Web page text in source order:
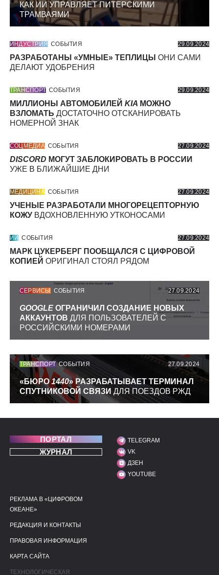
КАК ИИ УПРАВЛЯЕТ ПИТЕРСКИМИ
ТРАМВАЯМИ
ИНДУСТРИЯ СОБЫТИЯ 29.09.2024
РАЗРАБОТАНЫ «УМНЫЕ» ТЕПЛИЦЫ ОНИ САМИ
ДЕЛАЮТ УДОБРЕНИЯ
ТРАНСПОРТ СОБЫТИЯ 29.09.2024
МИЛЛИОНЫ АВТОМОБИЛЕЙ KIA МОЖНО
ВЗЛОМАТЬ ДОСТАТОЧНО ОТСКАНИРОВАТЬ
НОМЕРНОЙ ЗНАК
СОЦМЕДИА СОБЫТИЯ 27.09.2024
DISCORD МОГУТ ЗАБЛОКИРОВАТЬ В РОССИИ
УЖЕ В БЛИЖАЙШИЕ ДНИ
МЕДИЦИНА СОБЫТИЯ 27.09.2024
УЧЕНЫЕ РАЗРАБОТАЛИ МНОГОРЕЦЕПТОРНУЮ
КОЖУ ВДОХНОВЛЕННУЮ УТКОНОСАМИ
ИИ СОБЫТИЯ 27.09.2024
МАРК ЦУКЕРБЕРГ ПООБЩАЛСЯ С ЦИФРОВОЙ
КОПИЕЙ ОРИГИНАЛ СТОЯЛ РЯДОМ
СЕРВИСЫ СОБЫТИЯ 27.09.2024
GOOGLE ОГРАНИЧИЛ СОЗДАНИЕ НОВЫХ
АККАУНТОВ ДЛЯ ПОЛЬЗОВАТЕЛЕЙ С
РОССИЙСКИМИ НОМЕРАМИ
ТРАНСПОРТ СОБЫТИЯ 27.09.2024
«БЮРО1440» РАЗРАБАТЫВАЕТ ТЕРМИНАЛ
СПУТНИКОВОЙ СВЯЗИ ДЛЯ ПОЕЗДОВ РЖД
ПОРТАЛ
ЖУРНАЛ
МЫ В СОЦИАЛЬНЫХ
TELEGRAM
VK
ДЗЕН
YOUTUBE
ПОЛЕЗНЫЕ ССЫЛКИ
РЕКЛАМА В «ЦИФРОВОМ
ОКЕАНЕ»
РЕДАКЦИЯ И КОНТАКТЫ
ПРАВОВАЯ ИНФОРМАЦИЯ
КАРТА САЙТА
ТЕХНОЛОГИЧЕСКАЯ